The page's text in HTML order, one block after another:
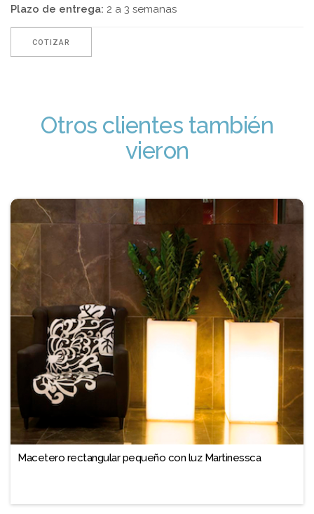
Plazo de entrega: 2 a 3 semanas
COTIZAR
Otros clientes también
vieron
Macetero rectangular pequeño con luz Martinessca